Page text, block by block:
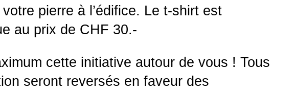
pierre à l’édifice. Le t-shirt est
au prix de CHF 30.-
cette initiative autour de vous ! Tous
seront reversés en faveur des